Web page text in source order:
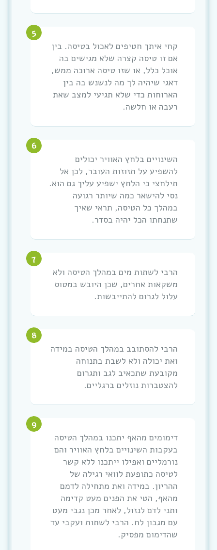
קחי איתך חטיפים לאכול בטיסה. בין
אם זו טיסה קצרה שלא מגישים בה
אוכל כלל, או שזו טיסה ארוכה ממש,
דאגי שיהיה לך מה לנשנש בה בין
הארוחות כדי שלא תגיעי למצב שאת
רעבה או חלשה.
השינויים בלחץ האוויר יכולים
להשפיע על תזוזות העובר, לכן אל
תילחצי כי הלחץ ישפיע עליך גם הוא.
נסי להישאר כמה שיותר רגועה
במהלך כל הטיסה, תראי שאיך
שתנחתו הכל יהיה בסדר.
הרבי לשתות מים במהלך הטיסה ולא
משקאות אחרים, שכן היובש במטוס
עלול לגרום להתייבשות.
הרבי להסתובב במהלך הטיסה במידה
ואת יכולה ולא לשבת בתנוחה
מקובעת שתכאיב לגב ותגרום
להצטברות נוזלים ברגליים.
דימומים מהאף יתכנו במהלך הטיסה
בעקבות השינויים בלחץ האוויר והם
נורמליים ואפילו ייתכנו ללא קשר
לטיסה כתופעת לוואי רגילה של
ההריון. במידה ואת מתחילה לדמם
מהאף, הטי את הפנים מעט קדימה
ותני לדם לנזול, לאחר מכן נגבי מעט
עם מגבון לח. הרבי לשתות ועקבי עד
שהדימום מפסיק.